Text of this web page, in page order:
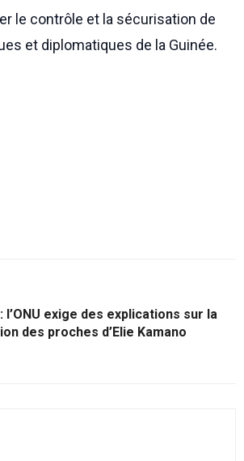
le contrôle et la sécurisation de
et diplomatiques de la Guinée.
l’ONU exige des explications sur la
des proches d’Elie Kamano